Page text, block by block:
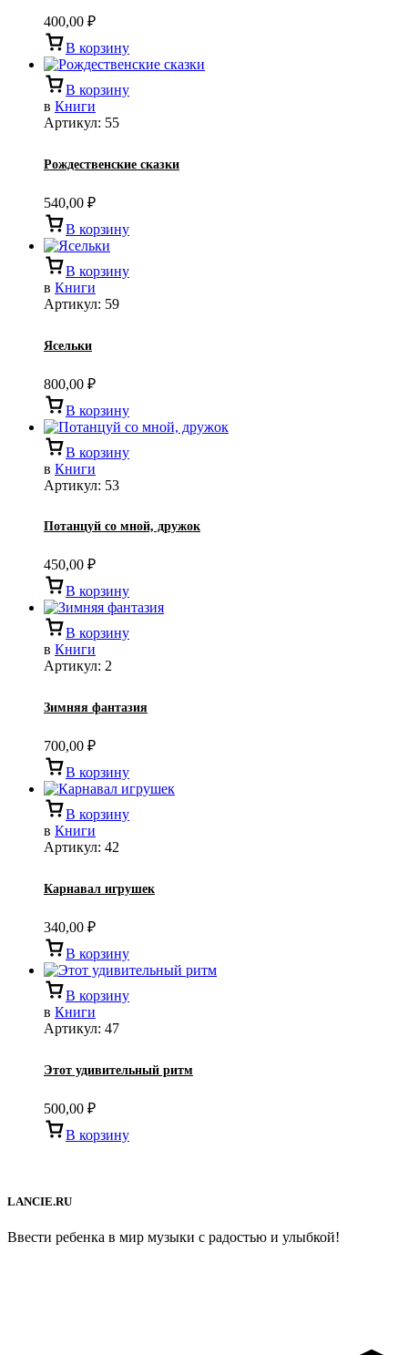
400,00 ₽
В корзину
В корзину
в Книги
Артикул: 55
Рождественские сказки
540,00 ₽
В корзину
В корзину
в Книги
Артикул: 59
Ясельки
800,00 ₽
В корзину
В корзину
в Книги
Артикул: 53
Потанцуй со мной, дружок
450,00 ₽
В корзину
В корзину
в Книги
Артикул: 2
Зимняя фантазия
700,00 ₽
В корзину
В корзину
в Книги
Артикул: 42
Карнавал игрушек
340,00 ₽
В корзину
В корзину
в Книги
Артикул: 47
Этот удивительный ритм
500,00 ₽
В корзину
LANCIE.RU
Ввести ребенка в мир музыки с радостью и улыбкой!